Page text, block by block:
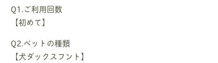
Q1.ご利用回数
【初めて】
Q2.ペットの種類
【犬ダックスフント】